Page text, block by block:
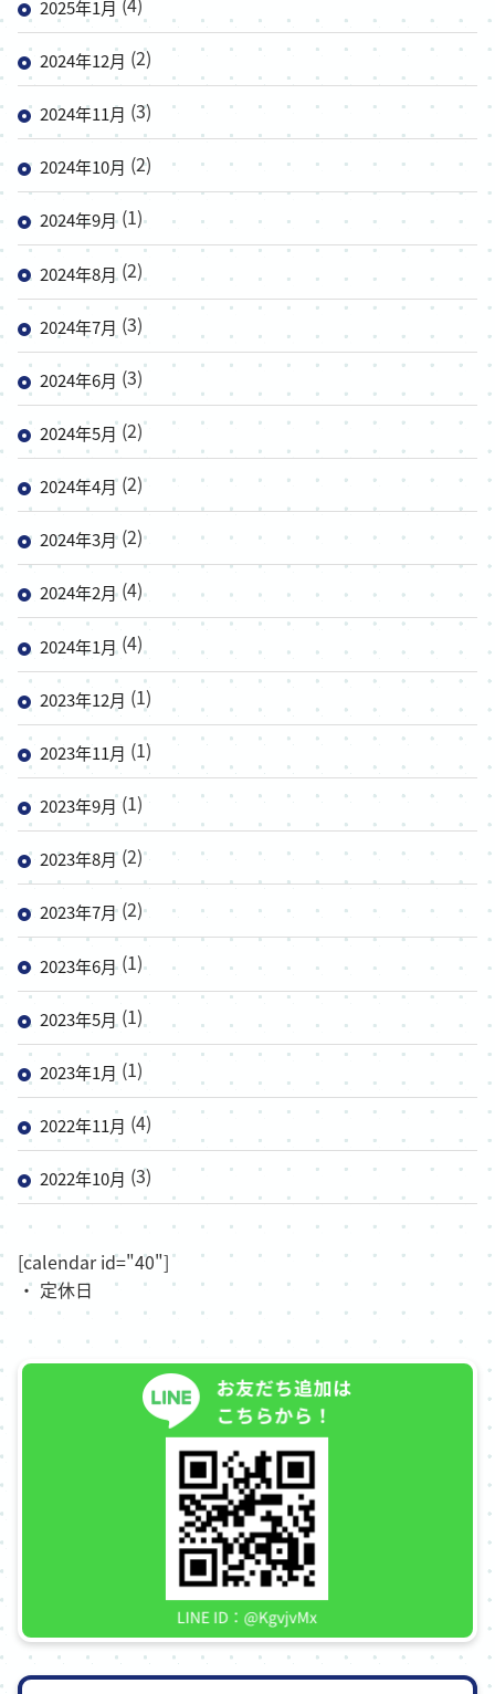
2025年1月
2024年12月 (2)
2024年11月 (3)
2024年10月 (2)
2024年9月(1)
2024年8月 (2)
2024年7月 (3)
2024年6月 (3)
2024年5月(2)
2024年4月(2)
2024年3月(2)
2024年2月(4)
2024年1月 (4)
2023年12月 (1)
2023年11月 (1)
2023年9月(1)
2023年8月(2)
2023年7月(2)
2023年6月(1)
2023年5月 (1)
2023年1月 (1)
2022年11月 (4)
2022年10月 (3)
[calendar id="40"]
・ 定休日